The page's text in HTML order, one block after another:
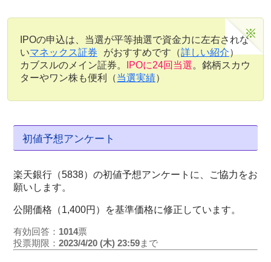
IPOの申込は、当選が平等抽選で資金力に左右されな
いマネックス証券 がおすすめです（詳しい紹介）
カブスルのメイン証券。
IPOに24回当選。銘柄スカウ
ターやワン株も便利（当選実績）
初値予想アンケート
楽天銀行（5838）の初値予想アンケートに、ご協力をお
願いします。
公開価格（1,400円）を基準価格に修正しています。
有効回答： 1014票
投票期限： 2023/4/20 (木) 23:59まで